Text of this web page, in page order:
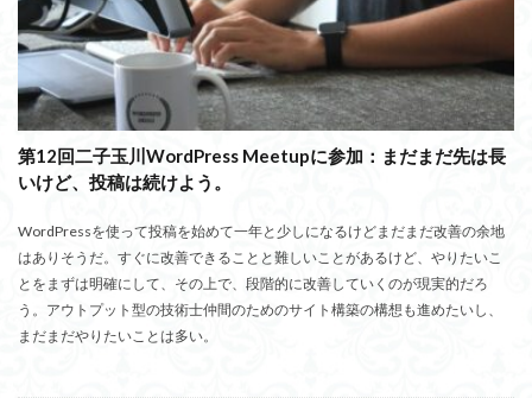
第12回二子玉川WordPress Meetupに参加：まだまだ先は長
いけど、投稿は続けよう。
WordPressを使って投稿を始めて一年と少しになるけどまだまだ改善の余地
はありそうだ。すぐに改善できることと難しいことがあるけど、やりたいこ
とをまずは明確にして、その上で、段階的に改善していくのが現実的だろ
う。アウトプット型の技術士仲間のためのサイト構築の構想も進めたいし、
まだまだやりたいことは多い。